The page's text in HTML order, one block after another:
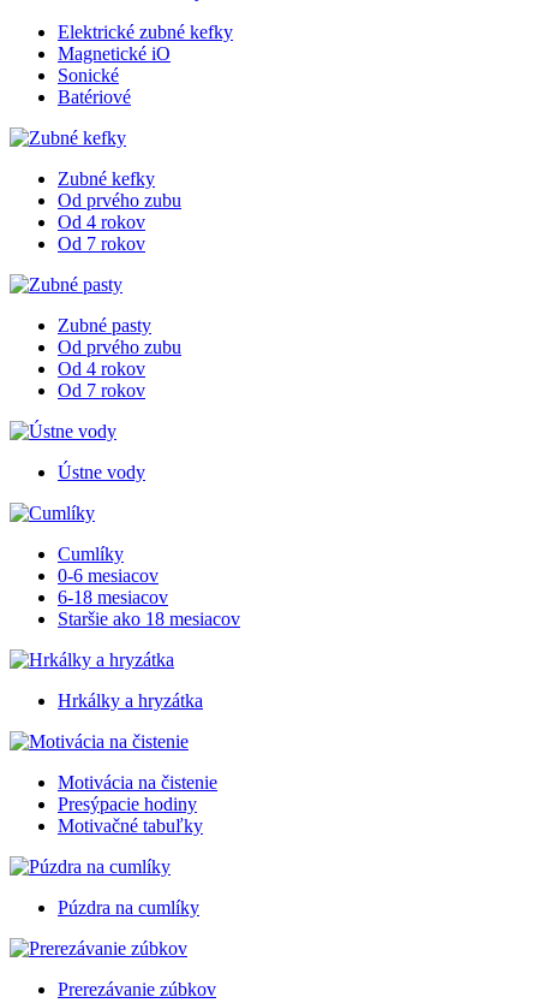
Elektrické zubné kefky
Magnetické iO
Sonické
Batériové
Zubné kefky
Od prvého zubu
Od 4 rokov
Od 7 rokov
Zubné pasty
Od prvého zubu
Od 4 rokov
Od 7 rokov
Ústne vody
Cumlíky
0-6 mesiacov
6-18 mesiacov
Staršie ako 18 mesiacov
Hrkálky a hryzátka
Motivácia na čistenie
Presýpacie hodiny
Motivačné tabuľky
Púzdra na cumlíky
Prerezávanie zúbkov